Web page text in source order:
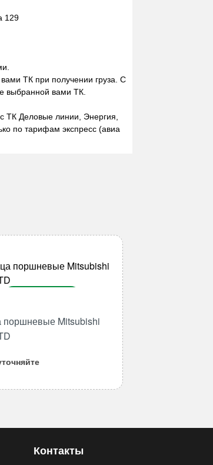
129
ТК при получении груза. С
выбранной вами ТК.
ТК Деловые линии, Энергия,
по тарифам экспресс (авиа
Количество
K4N
поршневые Mitsubishi
Контакты